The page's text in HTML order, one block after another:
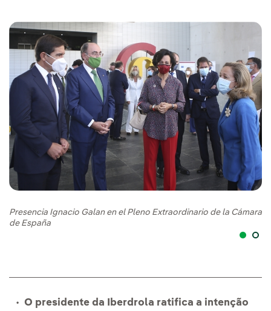
Presencia Ignacio Galan en el Pleno Extraordinario de la Cámara
de España
O presidente da Iberdrola ratifica a intenção